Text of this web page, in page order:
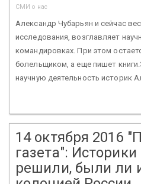
СМИ о нас
Александр Чубарьян и сейчас
исследования, возглавляет
командировках. При этом
болельщиком, а еще пишет
научную деятельность историк
14 октября 2016
газета":
решили, были ли